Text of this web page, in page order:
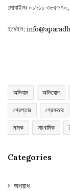
মোবাইলঃ ০১৯১১-
ইমেইল:
অভিযান অভিযোগ
গ্রেপ্তার গ্রেফতার
মাদক সাংবাদিক
Categories
অপরাধ